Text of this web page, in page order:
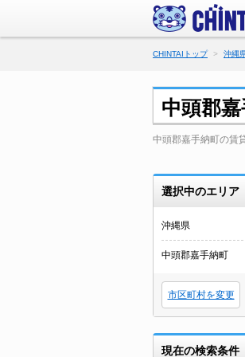
CHINTAIトップ 沖縄
中頭郡
中頭郡嘉手納町の賃
選択中のエリア
沖縄県
中頭郡嘉手納町
市区町村を変更
現在の検索条件